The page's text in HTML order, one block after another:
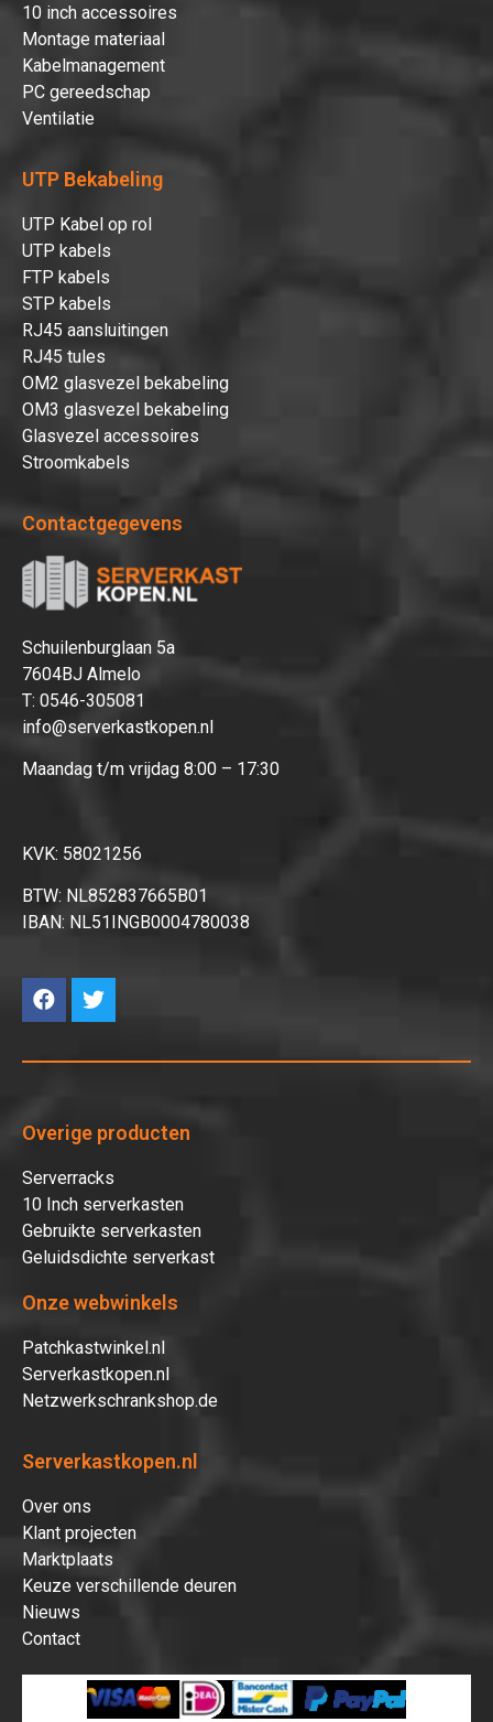
10 inch accessoires
Montage materiaal
Kabelmanagement
PC gereedschap
Ventilatie
UTP Bekabeling
UTP Kabel op rol
UTP kabels
FTP kabels
STP kabels
RJ45 aansluitingen
RJ45 tules
OM2 glasvezel bekabeling
OM3 glasvezel bekabeling
Glasvezel accessoires
Stroomkabels
Contactgegevens
Schuilenburglaan 5a
7604BJ Almelo
T: 0546-305081
info@serverkastkopen.nl
Maandag t/m vrijdag 8:00 – 17:30
KVK: 58021256
BTW: NL852837665B01
IBAN: NL51INGB0004780038
Overige producten
Serverracks
10 Inch serverkasten
Gebruikte serverkasten
Geluidsdichte serverkast
Onze webwinkels
Patchkastwinkel.nl
Serverkastkopen.nl
Netzwerkschrankshop.de
Serverkastkopen.nl
Over ons
Klant projecten
Marktplaats
Keuze verschillende deuren
Nieuws
Contact